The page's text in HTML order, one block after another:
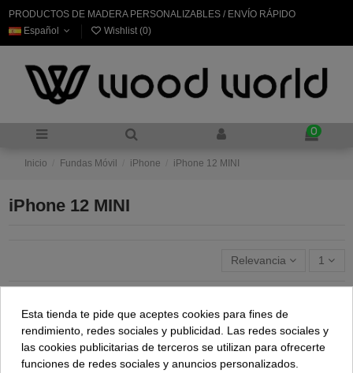
PRODUCTOS DE MADERA PERSONALIZABLES / ENVÍO RÁPIDO
Español
Wishlist (0)
0
Inicio Fundas Móvil iPhone iPhone 12 MINI
iPhone 12 MINI
Relevancia 1
Esta tienda te pide que aceptes cookies para fines de
rendimiento, redes sociales y publicidad. Las redes sociales y
las cookies publicitarias de terceros se utilizan para ofrecerte
funciones de redes sociales y anuncios personalizados.